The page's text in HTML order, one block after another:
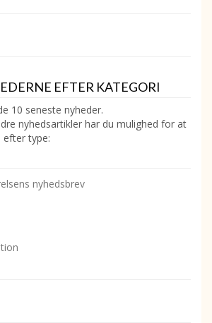
EFTER KATEGORI
10 seneste nyheder.
nyhedsartikler har du mulighed for at
type:
nyhedsbrev